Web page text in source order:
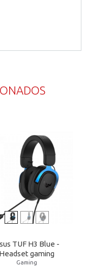
TUF H3 Blue -
Headset gaming
Gaming